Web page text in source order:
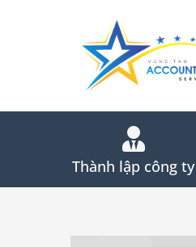
Thành lập công ty